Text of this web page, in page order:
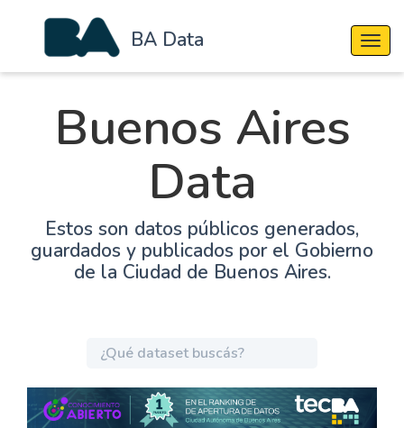
BA Data
Buenos Aires
Data
Estos son datos públicos generados,
guardados y publicados por el Gobierno
de la Ciudad de Buenos Aires.